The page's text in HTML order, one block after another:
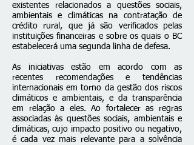
existentes relacionados a questões sociais,
ambientais e climáticas na contratação de
crédito rural, que já são verificados pelas
instituições financeiras e sobre os quais o BC
estabelecerá uma segunda linha de defesa.
As iniciativas estão em acordo com as
recentes recomendações e tendências
internacionais em torno da gestão dos riscos
climáticos e ambientais, e da transparência
em relação a eles. Ao fortalecer as regras
associadas às questões sociais, ambientais e
climáticas, cujo impacto positivo ou negativo,
é cada vez mais relevante para a solvência